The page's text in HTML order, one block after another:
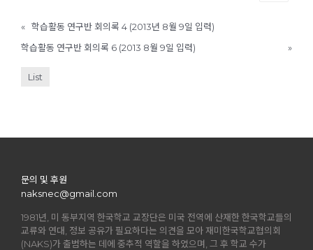
« 학습활동 연구반 회의록 4 (2013년 8월 9일 입력)
학습활동 연구반 회의록 6 (2013 8월 9일 입력)
»
List
문의 및 후원
naksnec@gmail.com
1981년, 미 동부지역 한국학교 교장단은 미국 전역에 산재한 한국학교들의
교류와 연대, 정보 공유가 필요하다는 의견을 모아 재미한국학교협의회
(NAKS)가 출범하는 데에 중추적 역할을 하였으며, 그 후 학교 수가